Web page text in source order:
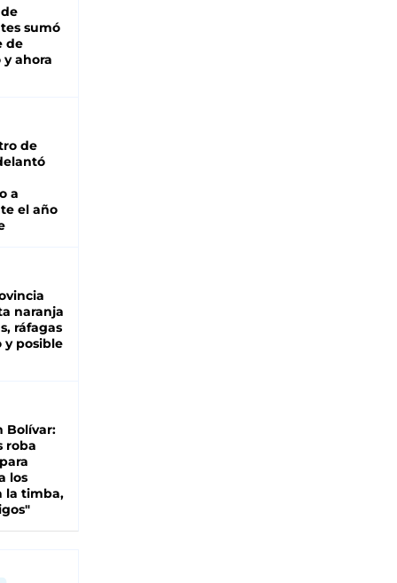
sumó
de
y ahora
de
a
el año
naranja
ráfagas
y posible
Bolívar:
roba
los
la timba,